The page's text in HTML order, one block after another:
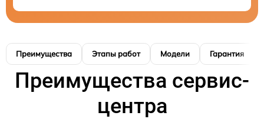
Преимущества Этапы работ Модели Гарантия
Преимущества сервис-
центра